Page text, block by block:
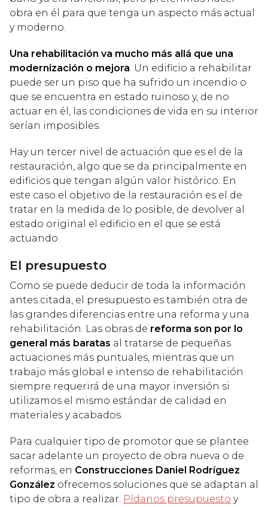
obra en él para que tenga un aspecto más actual
y moderno.
Una rehabilitación va mucho más allá que una
modernización o mejora. Un edificio a rehabilitar
puede ser un piso que ha sufrido un incendio o
que se encuentra en estado ruinoso y, de no
actuar en él, las condiciones de vida en su interior
serían imposibles.
Hay un tercer nivel de actuación que es el de la
restauración, algo que se da principalmente en
edificios que tengan algún valor histórico. En
este caso el objetivo de la restauración es el de
tratar en la medida de lo posible, de devolver al
estado original el edificio en el que se está
actuando.
El presupuesto
Como se puede deducir de toda la información
antes citada, el presupuesto es también otra de
las grandes diferencias entre una reforma y una
rehabilitación. Las obras de reforma son por lo
general más baratas al tratarse de pequeñas
actuaciones más puntuales, mientras que un
trabajo más global e intenso de rehabilitación
siempre requerirá de una mayor inversión si
utilizamos el mismo estándar de calidad en
materiales y acabados.
Para cualquier tipo de promotor que se plantee
sacar adelante un proyecto de obra nueva o de
reformas, en Construcciones Daniel Rodríguez
González ofrecemos soluciones que se adaptan al
tipo de obra a realizar. Pídanos presupuesto y